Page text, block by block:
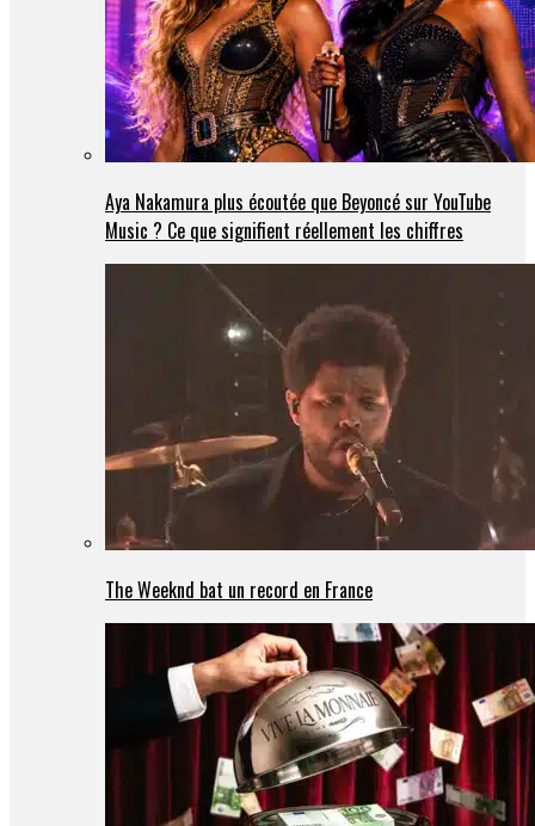
Aya Nakamura plus écoutée que Beyoncé sur YouTube
Music ? Ce que signifient réellement les chiffres
The Weeknd bat un record en France